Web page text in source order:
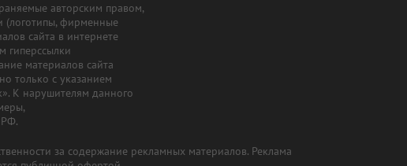
авторским правом,
(логотипы, фирменные
сайта в интернете
гиперссылки
материалов сайта
только с указанием
К нарушителям данного
РФ.
за содержание рекламных материалов. Реклама